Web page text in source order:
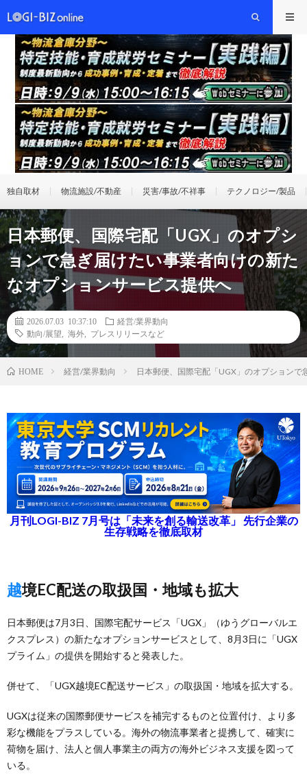
独自取材 物流施設/不動産 災害/事故/不祥事 テクノロジー/製品
日本郵便、国際宅配「UGX」のオプシ
ョンで急ぎ届けたい事業者向けの新た
なオプションサービス提供へ
2026.07.03 10:37:10
経営/業界動向
動向/展望
海外 プレスリリースなど
HOME 経営/業界動向 日本郵便、国際宅配「UGX」のオプション
月刊LOGI-BIZ 7月号は「未来を創る輸送改革」 先行企業の
生存戦略を徹底取材
越境EC配送の取扱国・地域も拡大
日本郵便は7月3日、国際宅配サービス「UGX」（ゆうグローバルエ
クスプレス）の新たなオプションサービスとして、8月3日に「UGX
プライム」の提供を開始すると発表した。
併せて、「UGX越境EC配送サービス」の取扱国・地域を拡大する。
UGXは従来の国際郵便サービスを補完するものと位置付け、より多
彩な機能をプラスしている。海外の物流事業者と提携して、確実に
荷物を届け、法人と個人事業主の両方の海外ビジネス支援を図って
いる。